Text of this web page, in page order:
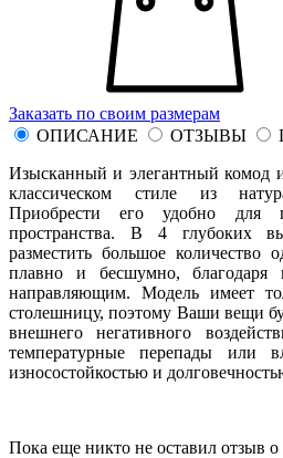
Заказать по своим размерам
ОПИСАНИЕ
ОТЗЫВЫ
Изысканный и элегантный комод
классическом стиле из
Приобрести его удобно для
пространства. В 4 глубоких
разместить большое
плавно и бесшумно, благодаря
направляющим. Модель имеет
столешницу, поэтому Ваши вещи
внешнего негативного
температурные перепады или
износостойкостью и
Пока еще никто не оставил отзыв о